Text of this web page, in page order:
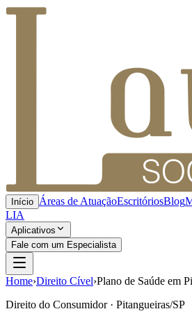
Início Áreas de AtuaçãoEscritóriosBlog
LIA
Aplicativos
Fale com um Especialista
Home›Direito Cível›Plano de Saúde em
Direito do Consumidor · Pitangueiras/SP